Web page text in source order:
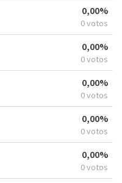
0,00%
0 votos
0,00%
0 votos
0,00%
0 votos
0,00%
0 votos
0,00%
0 votos